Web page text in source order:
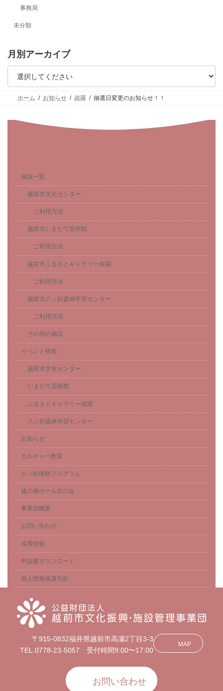
事務局
未分類
月別アーカイブ
ホーム お知らせ 叔羅 抽選日変更のお知らせ！！
施設一覧
越前市文化センター
ご利用方法
越前市いまだて芸術館
ご利用方法
越前市ふるさとギャラリー叔羅
ご利用方法
越前市八ッ杉森林学習センター
ご利用方法
その他の施設
イベント情報
越前市文化センター
いまだて芸術館
ふるさとギャラリー叔羅
八ッ杉森林学習センター
お知らせ
カルチャー教室
八ッ杉体験プログラム
越の都ホール友の会
事業団概要
お問い合わせ
採用情報
申請書ダウンロード
個人情報保護方針
〒915-0832福井県越前市高瀬2丁目3-3
TEL.0778-23-5057 受付時間9:00〜17:00
MAP
お問い合わせ